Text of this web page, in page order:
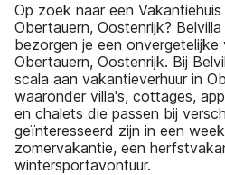
Op zoek naar een
Obertauern, Oostenrijk?
bezorgen je een onvergetelijke
Obertauern, Oostenrijk. Bij
scala aan vakantieverhuur in
waaronder villa's, cottages,
en chalets die passen bij
geïnteresseerd zijn in een
zomervakantie, een
wintersportavontuur.